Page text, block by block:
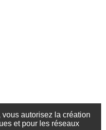
vous autorisez la création
et pour les réseaux